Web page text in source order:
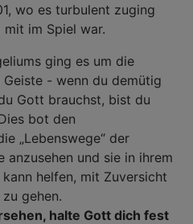
wo es turbulent zuging
mit im Spiel war.
ging es um die
- wenn du demütig
Gott brauchst, bist du
bot den
„Lebenswege“ der
anzusehen und sie in ihrem
helfen, mit Zuversicht
gehen.
halte Gott dich fest